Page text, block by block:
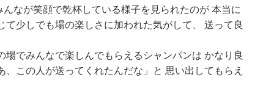
なが笑顔で乾杯している様子を見られたのが 本当に
少しでも場の楽しさに加われた気がして、 送って良
でみんなで楽しんでもらえるシャンパンは かなり良
この人が送ってくれたんだな」と 思い出してもらえ